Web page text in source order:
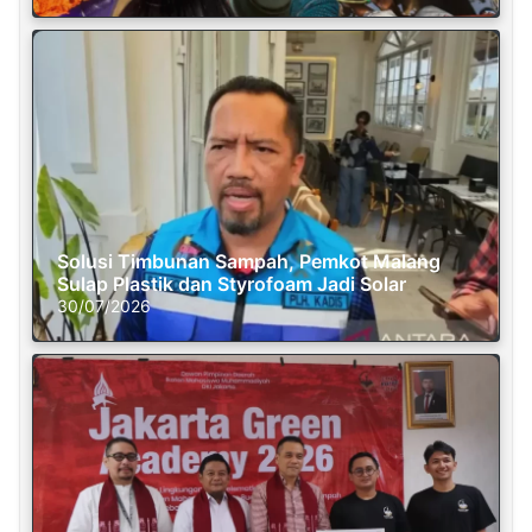
Solusi Timbunan Sampah, Pemkot Malang
Sulap Plastik dan Styrofoam Jadi Solar
30/07/2026